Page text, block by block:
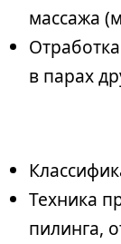
массажа
в парах
Техника
пилинга,